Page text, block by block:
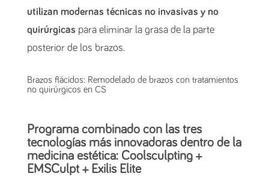
utilizan modernas técnicas no invasivas y no
quirúrgicas para eliminar la grasa de la parte
posterior de los brazos.
Brazos flácidos: Remodelado de brazos con tratamientos
no quirúrgicos en CS
Programa combinado con las tres
tecnologías más innovadoras dentro de la
medicina estética: Coolsculpting +
EMSCulpt + Exilis Elite